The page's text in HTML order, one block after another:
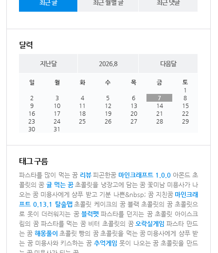
최근 글 최근 월별 글 최근 댓글
달력
지난달 2026.8 다음달
일 월 화 수 목 금
토
1
2
3 4 5 6 7
8
9
10 11 12 13 14
15
16
17 18 19 20 21
22
23
24 25 26 27 28
29
30
31
태그 구름
파스타를 많이 먹는 꿈 리뷰 피곤한꿈 마인크래프트 1.0.0 아몬드 초
콜릿의 꿈 귤 먹는 꿈 초콜릿을 냉장고에 담는 꿈 꽃미남 미용사가 나
오는 꿈 미용사에게 샴푸 받고 기분 나쁜&nbsp; 꿈 지친꿈 마인크래
프트 0.13.1 탈출맵 초콜릿 케이크의 꿈 블랙 초콜릿의 꿈 초콜릿으
로 옷이 더러워지는 꿈 블럭펫 파스타를 던지는 꿈 초콜릿 아이스크
림의 꿈 파스타를 먹는 꿈 비터 초콜릿의 꿈 오락실게임 파스타 만드
는 꿈 해몽풀이 초콜릿 빵의 꿈 초콜릿을 먹는 꿈 미용사에게 샴푸 받
는 꿈 미용사와 키스하는 꿈 추억게임 못이 나오는 꿈 초콜릿을 만드